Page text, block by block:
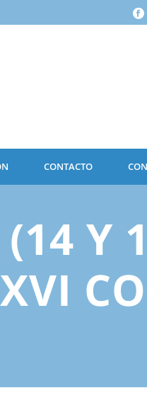
CONTACTO
Y